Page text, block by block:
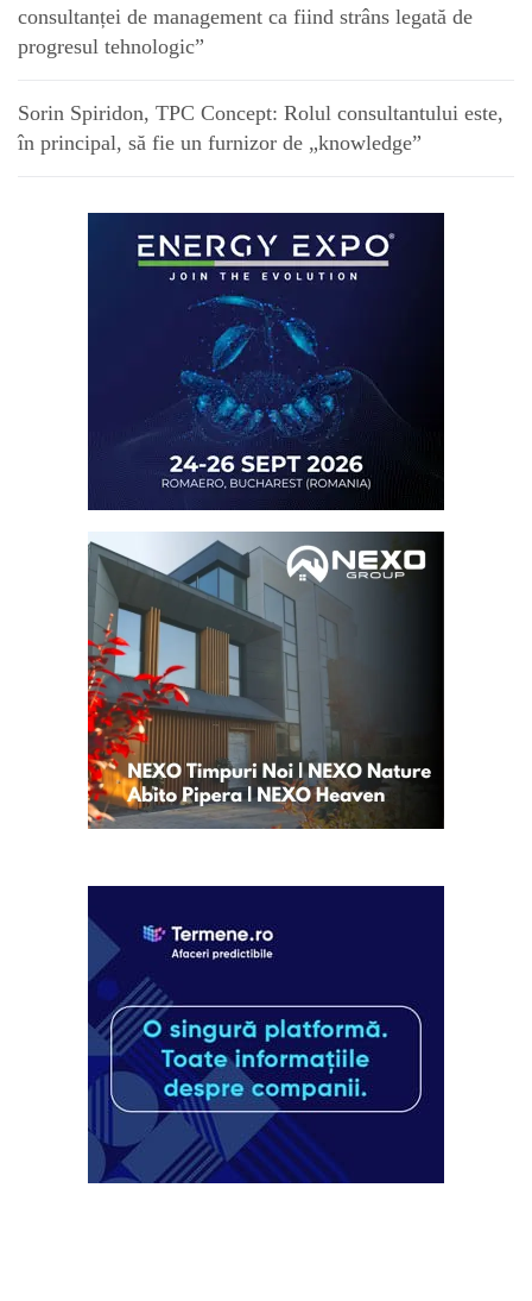
consultanței de management ca fiind strâns legată de
progresul tehnologic”
Sorin Spiridon, TPC Concept: Rolul consultantului este,
în principal, să fie un furnizor de „knowledge”